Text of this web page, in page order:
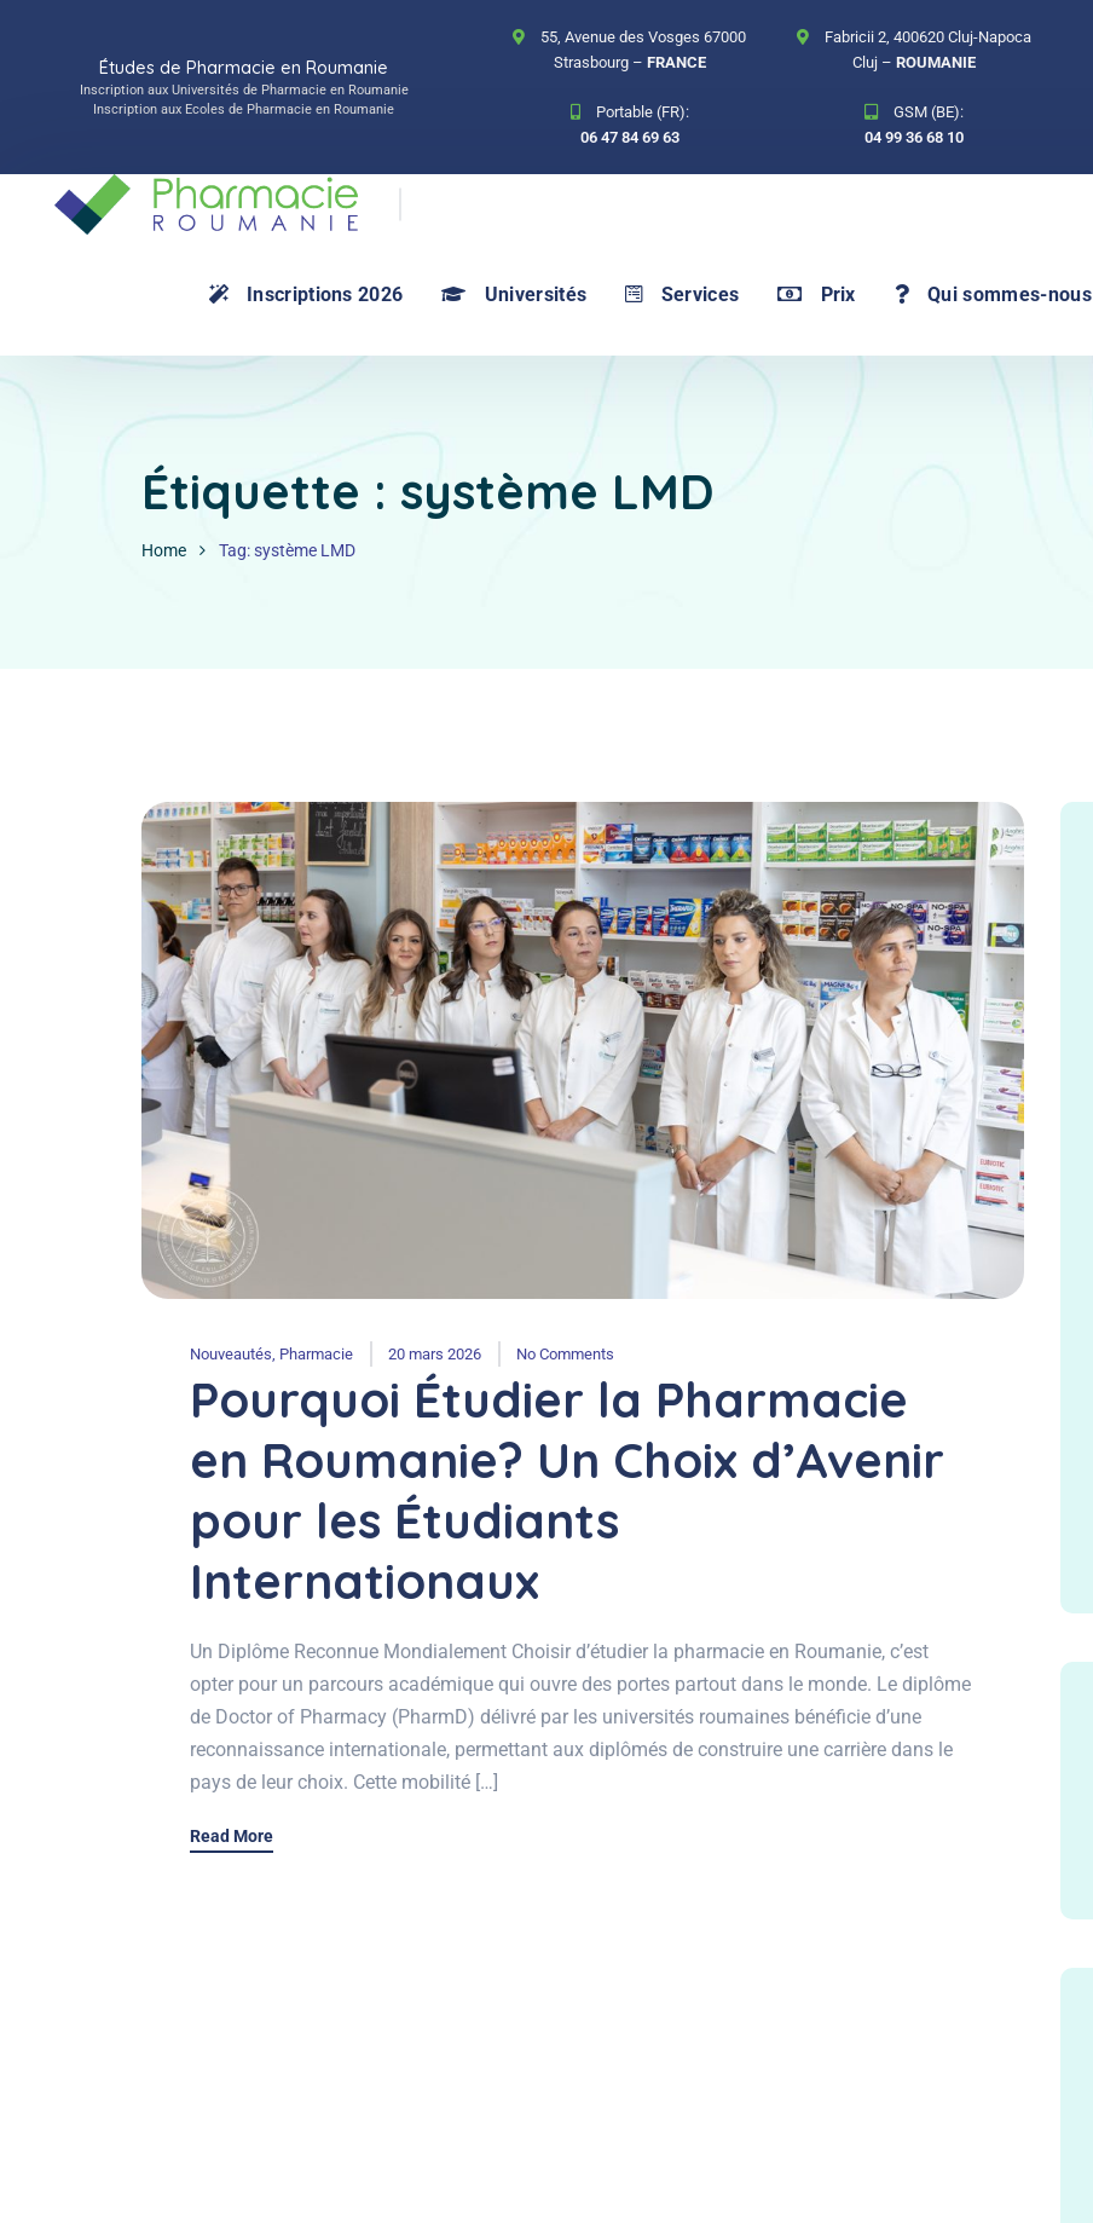
Études de Pharmacie en Roumanie
Inscription aux Universités de Pharmacie en Roumanie
Inscription aux Ecoles de Pharmacie en Roumanie
55, Avenue des Vosges 67000
Strasbourg – FRANCE
Fabricii 2, 400620 Cluj-Napoca
Cluj – ROUMANIE
Portable (FR):
06 47 84 69 63
GSM (BE):
04 99 36 68 10
Inscriptions 2026 Universités Services Prix Qui sommes-nous
Étiquette : système LMD
Home Tag: système LMD
Nouveautés Pharmacie 20 mars 2026 No Comments
Pourquoi Étudier la Pharmacie
en Roumanie? Un Choix d’Avenir
pour les Étudiants
Internationaux
Un Diplôme Reconnue Mondialement Choisir d’étudier la pharmacie en Roumanie, c’est
opter pour un parcours académique qui ouvre des portes partout dans le monde. Le diplôme
de Doctor of Pharmacy (PharmD) délivré par les universités roumaines bénéficie d’une
reconnaissance internationale, permettant aux diplômés de construire une carrière dans le
pays de leur choix. Cette mobilité […]
Read More